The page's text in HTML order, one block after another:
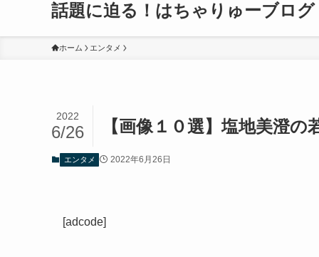
話題に迫る！はちゃりゅーブログ
ホーム エンタメ
【画像１０選】塩地美澄
2022
6/26
エンタメ 2022年6月26日
[adcode]